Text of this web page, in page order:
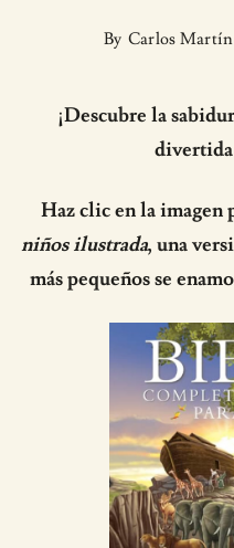
By Carlos Martín
¡Descubre la
divertida
Haz clic en la imagen
niños ilustrada, una
más pequeños se